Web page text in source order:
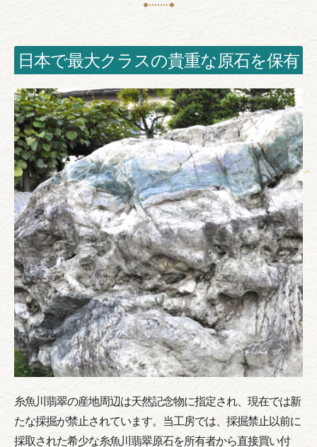
日本で最大クラスの貴重な原石を保有
糸魚川翡翠の産地周辺は天然記念物に指定され、現在では新
たな採掘が禁止されています。当工房では、採掘禁止以前に
採取された希少な糸魚川翡翠原石を所有者から直接買い付